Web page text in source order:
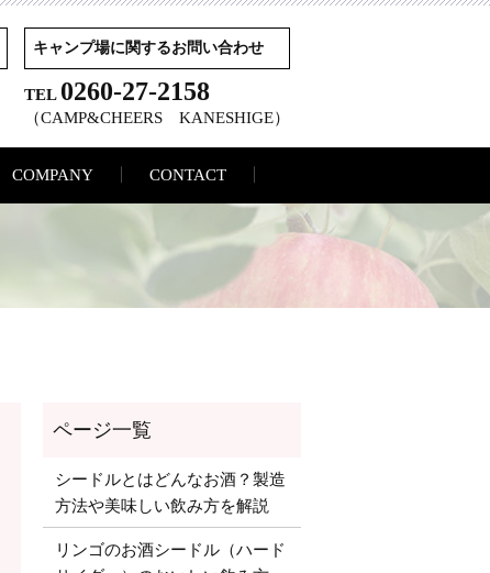
キャンプ場に関するお問い合わせ
TEL 0260-27-2158
（CAMP&CHEERS KANESHIGE）
COMPANY CONTACT
シードルとはどんなお酒？製造
方法や美味しい飲み方を解説
リンゴのお酒シードル（ハード